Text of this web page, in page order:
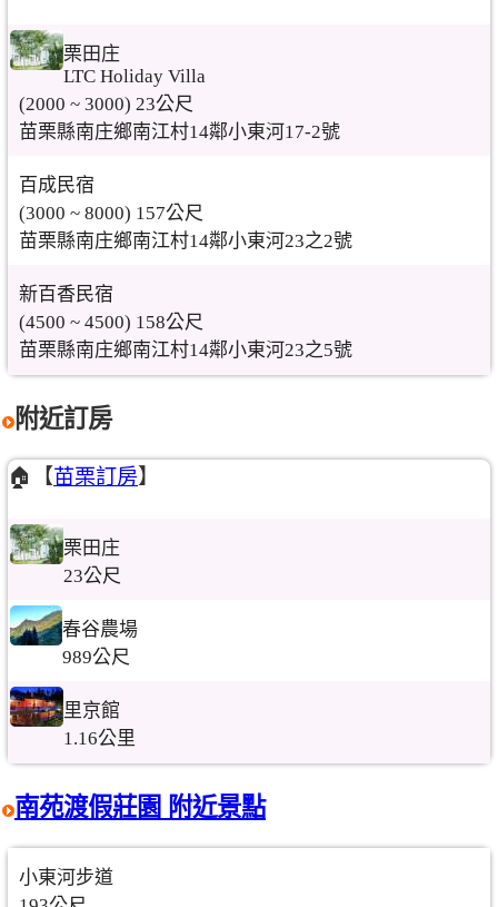
栗田庄
LTC Holiday Villa
(2000 ~ 3000) 23公尺
苗栗縣南庄鄉南江村14鄰小東河17-2號
百成民宿
(3000 ~ 8000) 157公尺
苗栗縣南庄鄉南江村14鄰小東河23之2號
新百香民宿
(4500 ~ 4500) 158公尺
苗栗縣南庄鄉南江村14鄰小東河23之5號
附近訂房
🏠【苗栗訂房】
栗田庄
23公尺
春谷農場
989公尺
里京館
1.16公里
南苑渡假莊園 附近景點
小東河步道